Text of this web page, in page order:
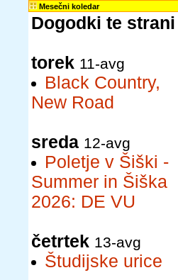
Mesečni koledar
Dogodki te strani
torek 11-avg
Black Country,
New Road
sreda 12-avg
Poletje v Šiški -
Summer in Šiška
2026: DE VU
četrtek 13-avg
Študijske urice